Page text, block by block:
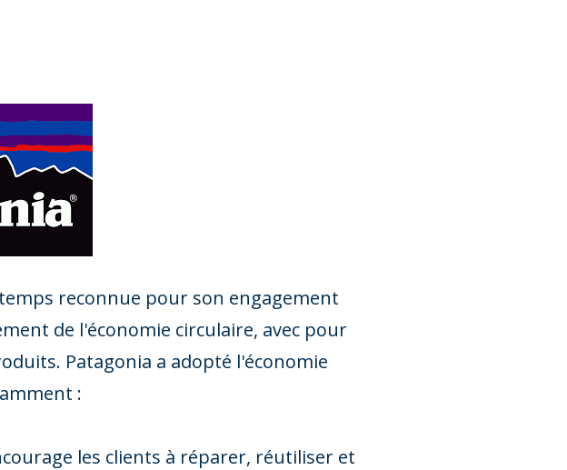
reconnue pour son engagement
de l'économie circulaire, avec pour
Patagonia a adopté l'économie
:
les clients à réparer, réutiliser et